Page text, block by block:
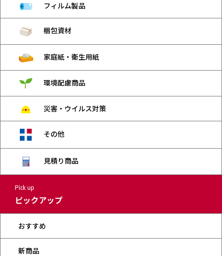
フィルム製品
梱包資材
家庭紙・衛生用紙
環境配慮商品
災害・ウイルス対策
その他
見積り商品
Pick up
ピックアップ
おすすめ
新商品